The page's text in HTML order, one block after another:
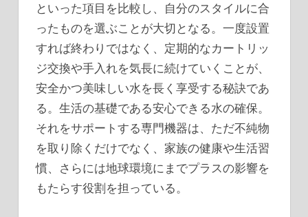
といった項目を比較し、自分のスタイルに合
ったものを選ぶことが大切となる。一度設置
すれば終わりではなく、定期的なカートリッ
ジ交換や手入れを気長に続けていくことが、
安全かつ美味しい水を長く享受する秘訣であ
る。生活の基礎である安心できる水の確保。
それをサポートする専門機器は、ただ不純物
を取り除くだけでなく、家族の健康や生活習
慣、さらには地球環境にまでプラスの影響を
もたらす役割を担っている。